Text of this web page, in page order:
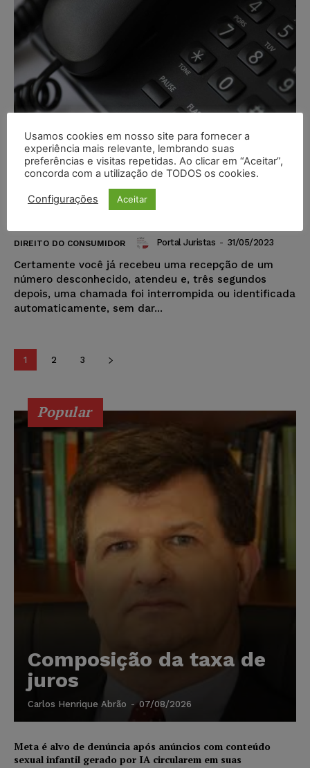
Telemarketing abusivo: como o
TJRJ tem contribuído para
DIREITO DO CONSUMIDOR Portal Juristas - 31/05/2023
Certamente você já recebeu uma recepção de um
número desconhecido, atendeu e, três segundos
depois, uma chamada foi interrompida ou identificada
automaticamente, sem dar...
1 2 3
Popular
Composição da taxa de
juros
Carlos Henrique Abrão - 07/08/2026
Meta é alvo de denúncia após anúncios com conteúdo
sexual infantil gerado por IA circularem em suas
Usamos cookies em nosso site para fornecer a
experiência mais relevante, lembrando suas
preferências e visitas repetidas. Ao clicar em “Aceitar”,
concorda com a utilização de TODOS os cookies.
Configurações Aceitar